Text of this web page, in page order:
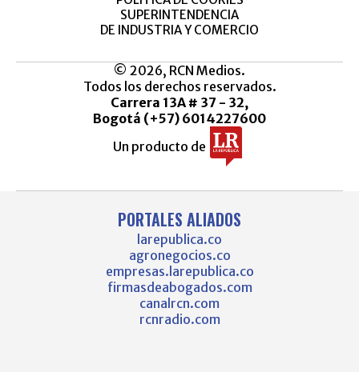
SUPERINTENDENCIA
DE INDUSTRIA Y COMERCIO
© 2026, RCN Medios.
Todos los derechos reservados.
Carrera 13A # 37 - 32,
Bogotá (+57) 6014227600
Un producto de
PORTALES ALIADOS
larepublica.co
agronegocios.co
empresas.larepublica.co
firmasdeabogados.com
canalrcn.com
rcnradio.com